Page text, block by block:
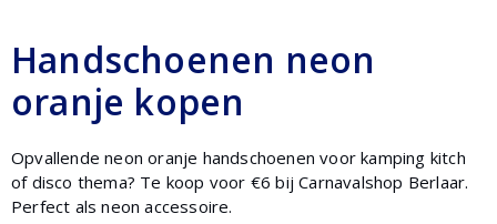
Handschoenen neon
oranje kopen
Opvallende neon oranje handschoenen voor kamping kitch
of disco thema? Te koop voor €6 bij Carnavalshop Berlaar.
Perfect als neon accessoire.